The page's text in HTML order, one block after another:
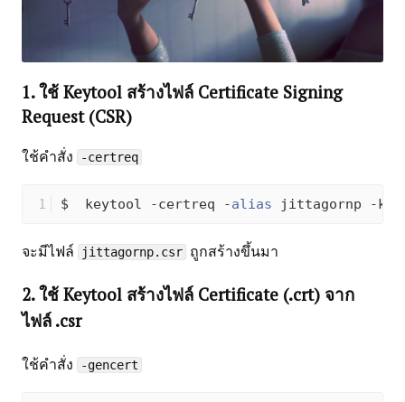
1. ใช้ Keytool สร้างไฟล์ Certificate Signing
Request (CSR)
ใช้คำสั่ง -certreq
$  keytool -certreq -alias jittagornp -
จะมีไฟล์ jittagornp.csr ถูกสร้างขึ้นมา
2. ใช้ Keytool สร้างไฟล์ Certificate (.crt) จาก
ไฟล์ .csr
ใช้คำสั่ง -gencert